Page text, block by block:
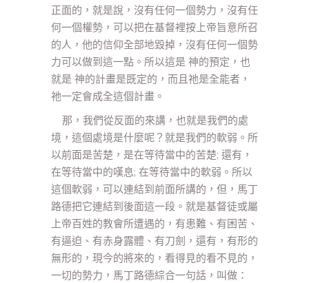
正面的，就是說，沒有任何一個勢力，沒有任
何一個權勢，可以把在基督裡按上帝旨意所召
的人，他的信仰全部地毀掉，沒有任何一個勢
力可以做到這一點。所以這是 神的預定，也
就是 神的計畫是既定的，而且祂是全能者，
祂一定會成全這個計畫。
那，我們從反面的來講，也就是我們的處
境，這個處境是什麼呢？就是我們的軟弱。所
以前面是苦楚，是在等待當中的苦楚; 還有，
在等待當中的嘆息; 在等待當中的軟弱。所以
這個軟弱，可以連結到前面所講的，但，馬丁
路德把它連結到後面這一段。就是基督徒或屬
上帝百姓的教會所遭遇的，有患難、有困苦、
有逼迫、有赤身露體、有刀劍，還有，有形的
無形的，現今的將來的，看得見的看不見的，
一切的勢力，馬丁路德綜合一句話，叫做：